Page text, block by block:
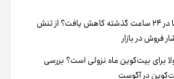
چرا قیمت رمزارزها در ۲۴ ساعت گذشته کاهش یافت؟ از تنش
فروش در بازار
برای بیت‌کوین ماه نزولی است؟ بررسی
در آگوست